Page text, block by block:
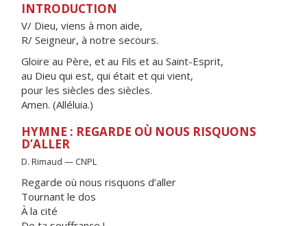
INTRODUCTION
V/ Dieu, viens à mon aide,
R/ Seigneur, à notre secours.
Gloire au Père, et au Fils et au Saint-Esprit,
au Dieu qui est, qui était et qui vient,
pour les siècles des siècles.
Amen. (Alléluia.)
HYMNE : REGARDE OÙ NOUS RISQUONS
D’ALLER
D. Rimaud — CNPL
Regarde où nous risquons d’aller
Tournant le dos
À la cité